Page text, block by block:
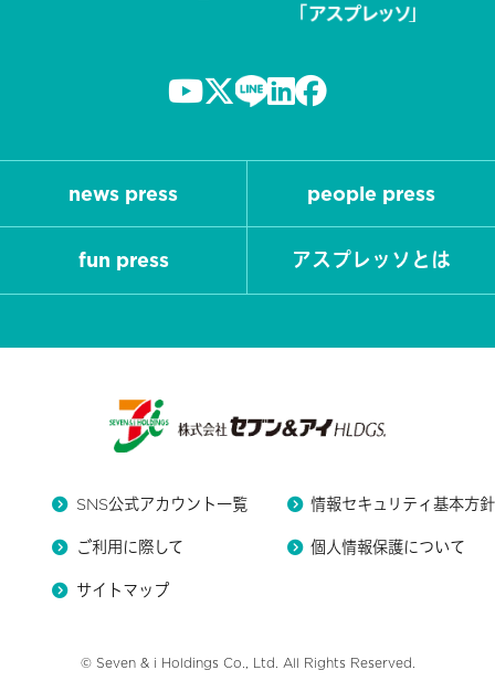
news press people press
fun press アスプレッソとは
SNS公式アカウント一覧 情報セキュリティ基本方針
ご利用に際して 個人情報保護について
サイトマップ
© Seven & i Holdings Co., Ltd. All Rights Reserved.